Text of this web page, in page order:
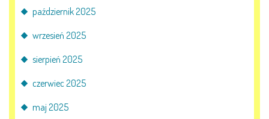
październik 2025
wrzesień 2025
sierpień 2025
czerwiec 2025
maj 2025